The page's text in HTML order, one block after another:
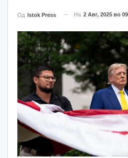
Од Istok Press На 2 Авг, 2025 во